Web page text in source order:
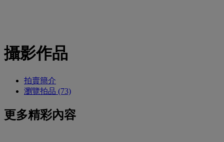
攝影作品
拍賣簡介
瀏覽拍品 (73)
更多精彩內容